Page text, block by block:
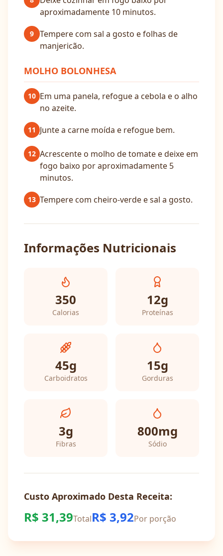
aproximadamente 10 minutos.
9
Tempere com sal a gosto e folhas de
manjericão.
MOLHO BOLONHESA
10 Em uma panela, refogue a cebola e o alho
no azeite.
11 Junte a carne moída e refogue bem.
12 Acrescente o molho de tomate e deixe em
fogo baixo por aproximadamente 5
minutos.
13 Tempere com cheiro-verde e sal a gosto.
Informações Nutricionais
350
Calorias
12g
Proteínas
45g
Carboidratos
15g
Gorduras
3g
Fibras
800mg
Sódio
Custo Aproximado Desta Receita:
R$ 31,39TotalR$ 3,92Por porção